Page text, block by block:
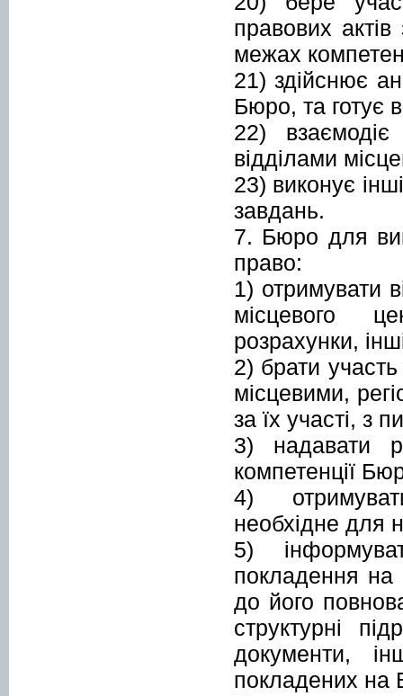
правових
межах
21) здійснює
Бюро, та готує
22)
відділами
23) виконує
завдань.
7. Бюро для
право:
1) отримувати
місцевого
розрахунки,
2) брати
місцевими,
за їх участі, з
3) надавати
компетенції
4)
необхідне для
5)
покладення
до його
структурні
документи,
покладених на